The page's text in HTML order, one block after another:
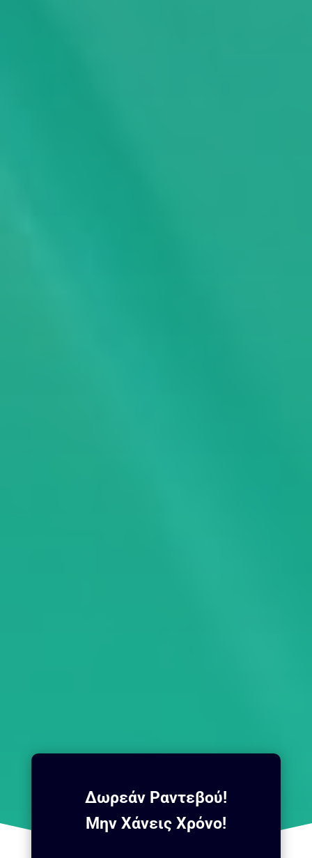
Δωρεάν Ραντεβού!
Μην Χάνεις Χρόνο!